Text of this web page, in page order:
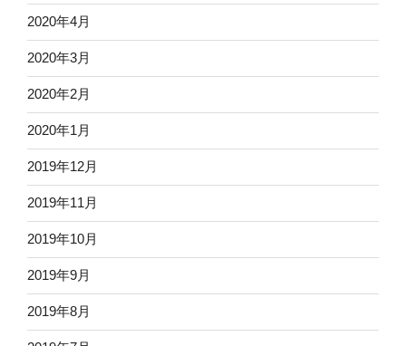
2020年4月
2020年3月
2020年2月
2020年1月
2019年12月
2019年11月
2019年10月
2019年9月
2019年8月